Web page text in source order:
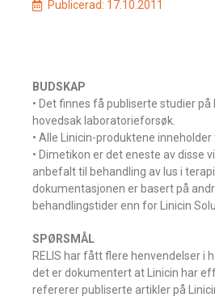
Publicerad: 17.10.2011
BUDSKAP
• Det finnes få publiserte studier på
hovedsak laboratorieforsøk.
• Alle Linicin-produktene
• Dimetikon er det eneste av disse
anbefalt til behandling av lus i
dokumentasjonen er basert på
behandlingstider enn for Linicin
SPØRSMÅL
RELIS har fått flere henvendelser i
det er dokumentert at Linicin har
refererer publiserte artikler på